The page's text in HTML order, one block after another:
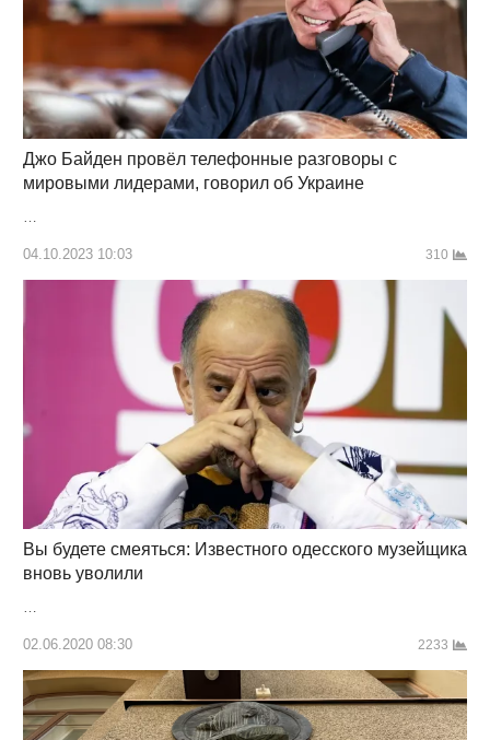
Джо Байден провёл телефонные разговоры с
мировыми лидерами, говорил об Украине
…
04.10.2023 10:03 310
Вы будете смеяться: Известного одесского музейщика
вновь уволили
…
02.06.2020 08:30 2233